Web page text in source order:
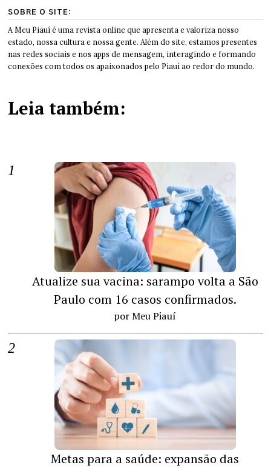
SOBRE O SITE:
A Meu Piauí é uma revista online que apresenta e valoriza nosso
estado, nossa cultura e nossa gente. Além do site, estamos presentes
nas redes sociais e nos apps de mensagem, interagindo e formando
conexões com todos os apaixonados pelo Piauí ao redor do mundo.
Leia também:
Atualize sua vacina: sarampo volta a São
Paulo com 16 casos confirmados.
por Meu Piauí
Metas para a saúde: expansão das